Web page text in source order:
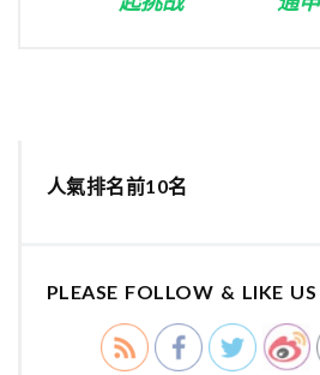
人氣排名前10名
PLEASE FOLLOW & LIKE US